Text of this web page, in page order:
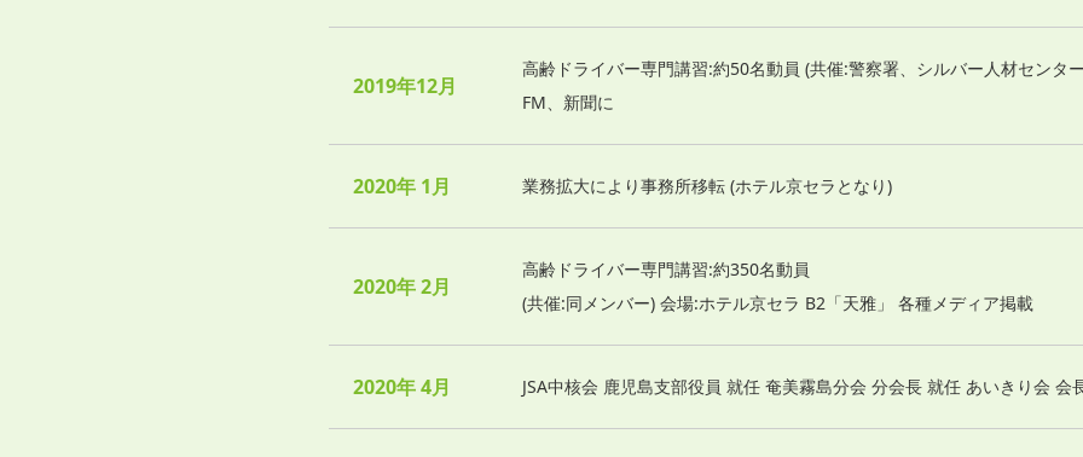
2019年12月
高齢ドライバー専門講習:約50名動員 (共催:警察署、シルバー人材センタ
FM、新聞に
2020年 1月 業務拡大により事務所移転 (ホテル京セラとなり)
2020年 2月
高齢ドライバー専門講習:約350名動員
(共催:同メンバー) 会場:ホテル京セラ B2「天雅」 各種メディア掲載
2020年 4月 JSA中核会 鹿児島支部役員 就任 奄美霧島分会 分会長 就任 あいきり会 会